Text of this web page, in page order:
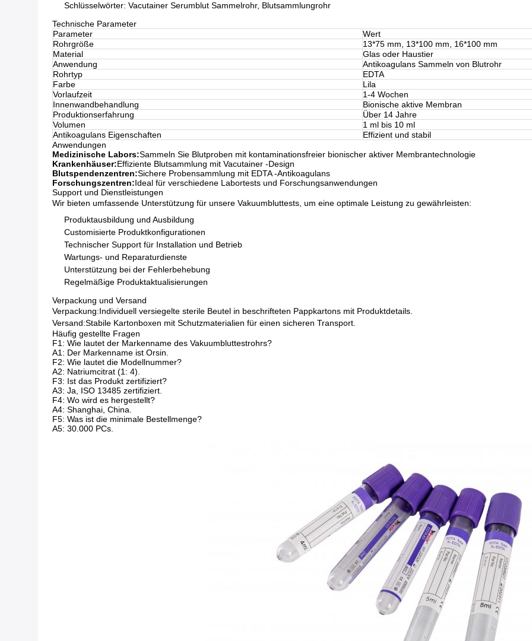
Schlüsselwörter: Vacutainer Serumblut Sammelrohr, Blutsammlungrohr
Technische Parameter
Parameter
Wert
Rohrgröße
13*75 mm, 13*100 mm, 16*100 mm
Material
Glas oder Haustier
Anwendung
Antikoagulans Sammeln von Blutrohr
Rohrtyp
EDTA
Farbe
Lila
Vorlaufzeit
1-4 Wochen
Innenwandbehandlung
Bionische aktive Membran
Produktionserfahrung
Über 14 Jahre
Volumen
1 ml bis 10 ml
Antikoagulans Eigenschaften
Effizient und stabil
Anwendungen
Medizinische Labors:Sammeln Sie Blutproben mit kontaminationsfreier bionischer aktiver Membrantechnologie
Krankenhäuser:Effiziente Blutsammlung mit Vacutainer -Design
Blutspendenzentren:Sichere Probensammlung mit EDTA -Antikoagulans
Forschungszentren:Ideal für verschiedene Labortests und Forschungsanwendungen
Support und Dienstleistungen
Wir bieten umfassende Unterstützung für unsere Vakuumbluttests, um eine optimale Leistung zu gewährleisten:
Produktausbildung und Ausbildung
Customisierte Produktkonfigurationen
Technischer Support für Installation und Betrieb
Wartungs- und Reparaturdienste
Unterstützung bei der Fehlerbehebung
Regelmäßige Produktaktualisierungen
Verpackung und Versand
Verpackung:Individuell versiegelte sterile Beutel in beschrifteten Pappkartons mit Produktdetails.
Versand:Stabile Kartonboxen mit Schutzmaterialien für einen sicheren Transport.
Häufig gestellte Fragen
F1: Wie lautet der Markenname des Vakuumbluttestrohrs?
A1: Der Markenname ist Orsin.
F2: Wie lautet die Modellnummer?
A2: Natriumcitrat (1: 4).
F3: Ist das Produkt zertifiziert?
A3: Ja, ISO 13485 zertifiziert.
F4: Wo wird es hergestellt?
A4: Shanghai, China.
F5: Was ist die minimale Bestellmenge?
A5: 30.000 PCs.